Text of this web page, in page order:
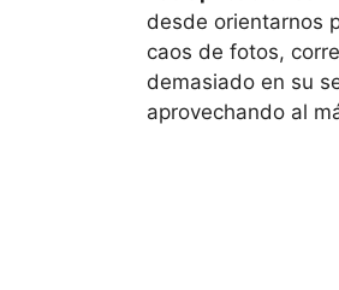
desde orientarnos
caos de fotos,
demasiado en su
aprovechando al